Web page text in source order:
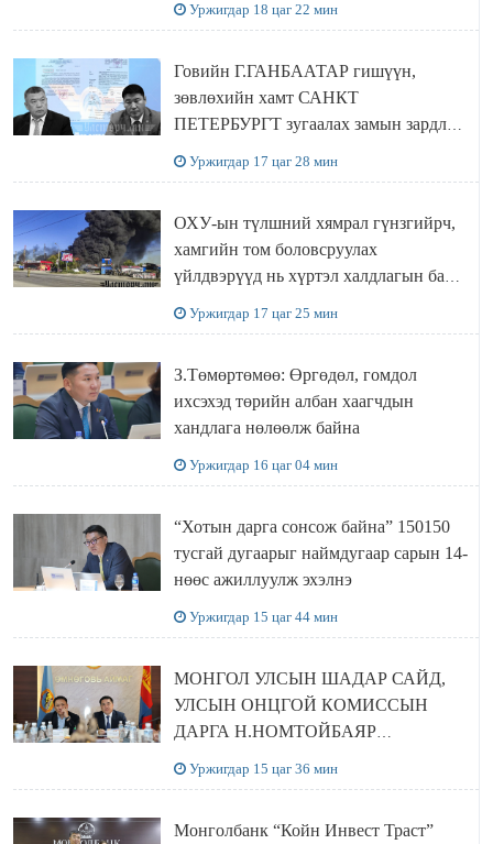
Уржигдар 18 цаг 22 мин
Говийн Г.ГАНБААТАР гишүүн,
зөвлөхийн хамт САНКТ
ПЕТЕРБУРГТ зугаалах замын зардлаа
Уржигдар 17 цаг 28 мин
ОХУ-ын түлшний хямрал гүнзгийрч,
хамгийн том боловсруулах
үйлдвэрүүд нь хүртэл халдлагын бай
Уржигдар 17 цаг 25 мин
З.Төмөртөмөө: Өргөдөл, гомдол
ихсэхэд төрийн албан хаагчдын
хандлага нөлөөлж байна
Уржигдар 16 цаг 04 мин
“Хотын дарга сонсож байна” 150150
тусгай дугаарыг наймдугаар сарын 14-
нөөс ажиллуулж эхэлнэ
Уржигдар 15 цаг 44 мин
МОНГОЛ УЛСЫН ШАДАР САЙД,
УЛСЫН ОНЦГОЙ КОМИССЫН
ДАРГА Н.НОМТОЙБАЯР
Уржигдар 15 цаг 36 мин
Монголбанк “Койн Инвест Траст”